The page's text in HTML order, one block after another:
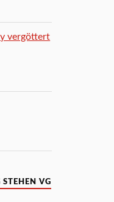
vergöttert
VG